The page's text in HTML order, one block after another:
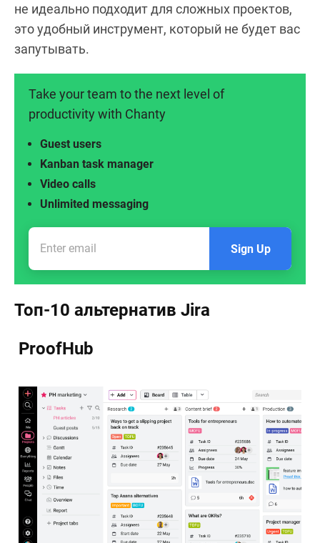
не идеально подходит для сложных проектов,
это удобный инструмент, который не будет вас
запутывать.
Take your team to the next level of
productivity with Chanty
Unlimited messaging
Video calls
Kanban task manager
Guest users
Sign Up
Топ-10 альтернатив Jira
ProofHub